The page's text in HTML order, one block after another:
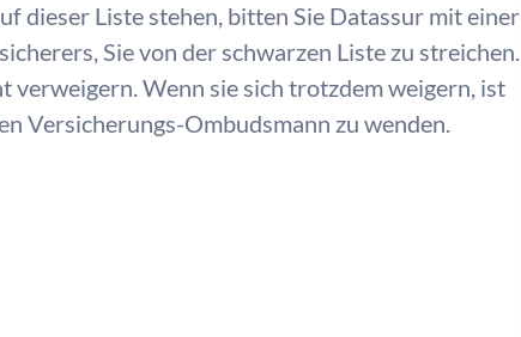
dieser Liste stehen, bitten Sie Datassur mit einer
Sie von der schwarzen Liste zu streichen.
verweigern. Wenn sie sich trotzdem weigern, ist
Versicherungs-Ombudsmann zu wenden.